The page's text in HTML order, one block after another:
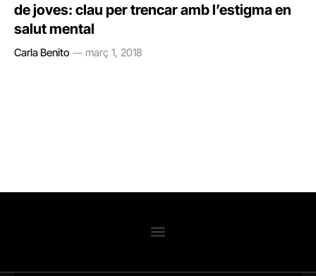
de joves: clau per trencar amb l’estigma en
salut mental
Carla Benito març 1, 2018